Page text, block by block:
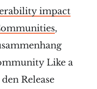
impact
,
Like a
Release